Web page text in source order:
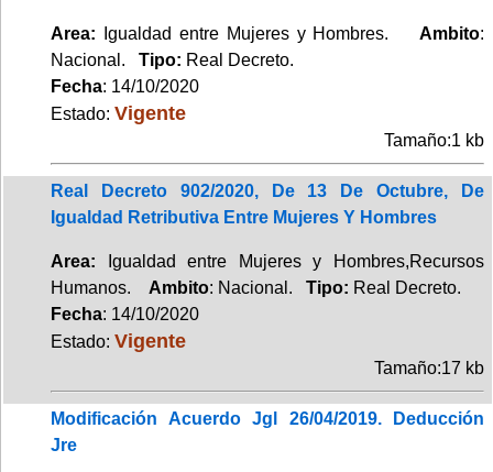
Area: Igualdad entre Mujeres y Hombres. Ambito:
Nacional. Tipo: Real Decreto.
Fecha: 14/10/2020
Estado: Vigente
Tamaño:1 kb
Real Decreto 902/2020, De 13 De Octubre, De
Igualdad Retributiva Entre Mujeres Y Hombres
Area: Igualdad entre Mujeres y Hombres,Recursos
Humanos. Ambito: Nacional. Tipo: Real Decreto.
Fecha: 14/10/2020
Estado: Vigente
Tamaño:17 kb
Modificación Acuerdo Jgl 26/04/2019. Deducción
Jre